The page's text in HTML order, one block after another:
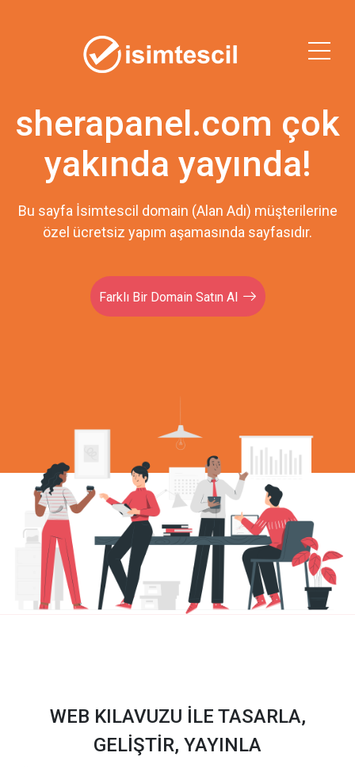
sherapanel.com çok
yakında yayında!
Bu sayfa İsimtescil domain (Alan Adı) müşterilerine
özel ücretsiz yapım aşamasında sayfasıdır.
Farklı Bir Domain Satın Al
WEB KILAVUZU İLE TASARLA,
GELİŞTİR, YAYINLA